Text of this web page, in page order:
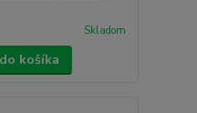
Skladom
košíka